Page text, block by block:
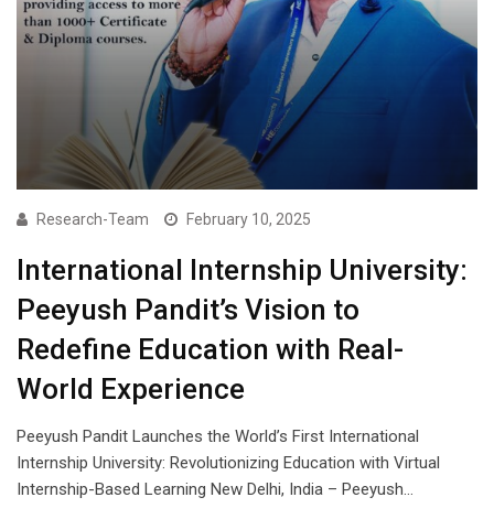
Research-Team February 10, 2025
International Internship University:
Peeyush Pandit’s Vision to
Redefine Education with Real-
World Experience
Peeyush Pandit Launches the World’s First International
Internship University: Revolutionizing Education with Virtual
Internship-Based Learning New Delhi, India – Peeyush…